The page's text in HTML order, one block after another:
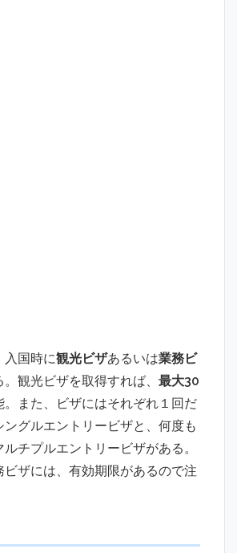
入国時に観光ビザあるいは業務ビ
観光ビザを取得すれば、 最大30
。また、ビザにはそれぞれ１回だ
ングルエントリービザと、何度も
チプルエントリービザがある。
ビザには、有効期限があるので注